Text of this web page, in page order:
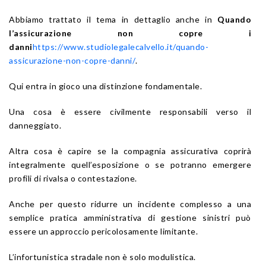
Abbiamo trattato il tema in dettaglio anche in Quando
l’assicurazione non copre i
dannihttps://www.studiolegalecalvello.it/quando-
assicurazione-non-copre-danni/.
Qui entra in gioco una distinzione fondamentale.
Una cosa è essere civilmente responsabili verso il
danneggiato.
Altra cosa è capire se la compagnia assicurativa coprirà
integralmente quell’esposizione o se potranno emergere
profili di rivalsa o contestazione.
Anche per questo ridurre un incidente complesso a una
semplice pratica amministrativa di gestione sinistri può
essere un approccio pericolosamente limitante.
L’infortunistica stradale non è solo modulistica.